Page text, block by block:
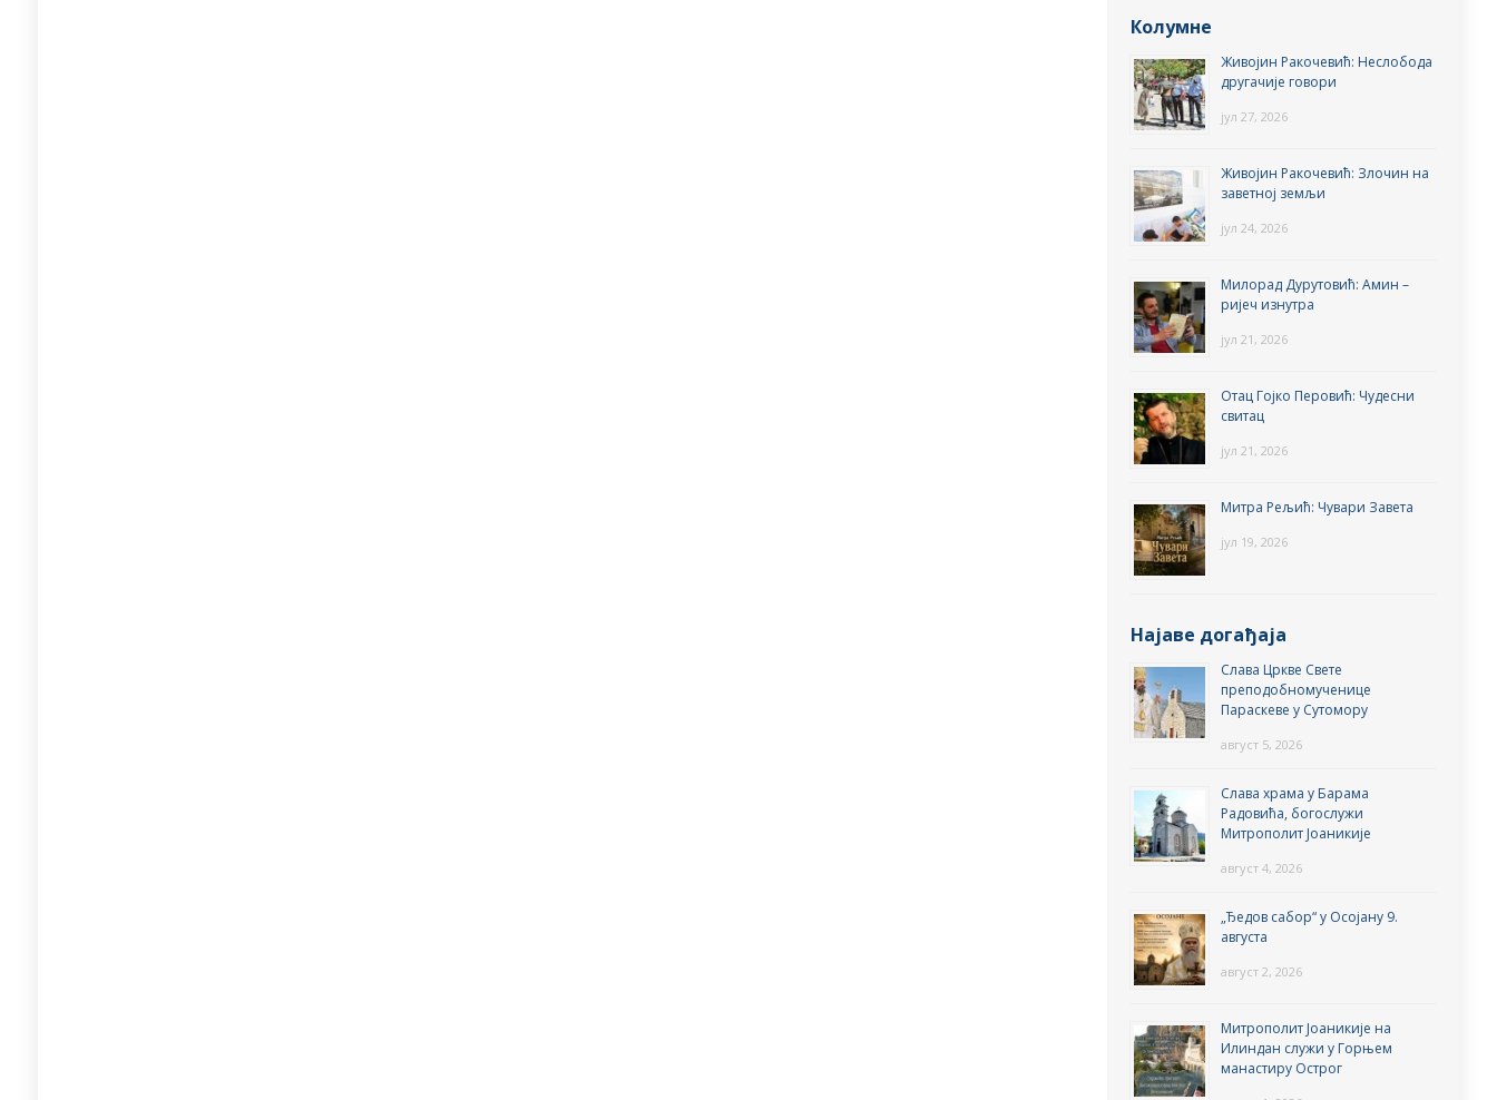
Колумне
Живојин Ракочевић: Неслобода
другачије говори
јул 27, 2026
Живојин Ракочевић: Злочин на
заветној земљи
јул 24, 2026
Милорад Дурутовић: Амин –
ријеч изнутра
јул 21, 2026
Отац Гојко Перовић: Чудесни
свитац
јул 21, 2026
Митра Рељић: Чувари Завета
јул 19, 2026
Најаве догађаја
Слава Цркве Свете
преподобномученице
Параскеве у Сутомору
август 5, 2026
Слава храма у Барама
Радовића, богослужи
Митрополит Јоаникије
август 4, 2026
„Ђедов сабор“ у Осојану 9.
августа
август 2, 2026
Митрополит Јоаникије на
Илиндан служи у Горњем
манастиру Острог